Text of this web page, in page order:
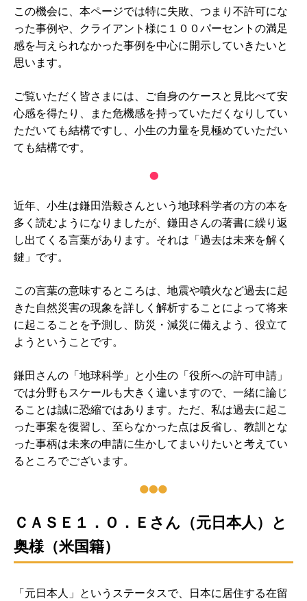
この機会に、本ページでは特に失敗、つまり不許可にな
った事例や、クライアント様に１００パーセントの満足
感を与えられなかった事例を中心に開示していきたいと
思います。
ご覧いただく皆さまには、ご自身のケースと見比べて安
心感を得たり、また危機感を持っていただくなりしてい
ただいても結構ですし、小生の力量を見極めていただい
ても結構です。
近年、小生は鎌田浩毅さんという地球科学者の方の本を
多く読むようになりましたが、鎌田さんの著書に繰り返
し出てくる言葉があります。それは「過去は未来を解く
鍵」です。
この言葉の意味するところは、地震や噴火など過去に起
きた自然災害の現象を詳しく解析することによって将来
に起こることを予測し、防災・減災に備えよう、役立て
ようということです。
鎌田さんの「地球科学」と小生の「役所への許可申請」
では分野もスケールも大きく違いますので、一緒に論じ
ることは誠に恐縮ではあります。ただ、私は過去に起こ
った事案を復習し、至らなかった点は反省し、教訓とな
った事柄は未来の申請に生かしてまいりたいと考えてい
るところでございます。
ＣＡＳＥ１．Ｏ．Ｅさん（元日本人）と
奥様（米国籍）
「元日本人」というステータスで、日本に居住する在留